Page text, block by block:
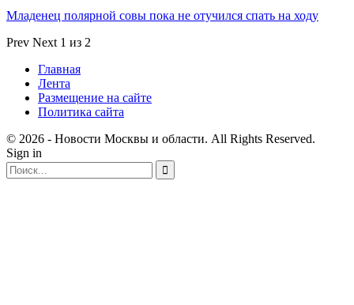
Младенец полярной совы пока не отучился спать на ходу
Prev Next 1 из 2
Главная
Лента
Размещение на сайте
Политика сайта
© 2026 - Новости Москвы и области. All Rights Reserved.
Sign in